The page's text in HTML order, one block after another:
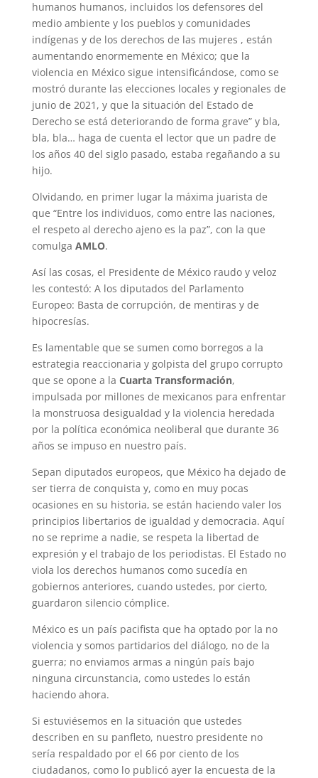
humanos humanos, incluidos los defensores del
medio ambiente y los pueblos y comunidades
indígenas y de los derechos de las mujeres , están
aumentando enormemente en México; que la
violencia en México sigue intensificándose, como se
mostró durante las elecciones locales y regionales de
junio de 2021, y que la situación del Estado de
Derecho se está deteriorando de forma grave” y bla,
bla, bla… haga de cuenta el lector que un padre de
los años 40 del siglo pasado, estaba regañando a su
hijo.
Olvidando, en primer lugar la máxima juarista de
que “Entre los individuos, como entre las naciones,
el respeto al derecho ajeno es la paz”, con la que
comulga AMLO.
Así las cosas, el Presidente de México raudo y veloz
les contestó: A los diputados del Parlamento
Europeo: Basta de corrupción, de mentiras y de
hipocresías.
Es lamentable que se sumen como borregos a la
estrategia reaccionaria y golpista del grupo corrupto
que se opone a la Cuarta Transformación,
impulsada por millones de mexicanos para enfrentar
la monstruosa desigualdad y la violencia heredada
por la política económica neoliberal que durante 36
años se impuso en nuestro país.
Sepan diputados europeos, que México ha dejado de
ser tierra de conquista y, como en muy pocas
ocasiones en su historia, se están haciendo valer los
principios libertarios de igualdad y democracia. Aquí
no se reprime a nadie, se respeta la libertad de
expresión y el trabajo de los periodistas. El Estado no
viola los derechos humanos como sucedía en
gobiernos anteriores, cuando ustedes, por cierto,
guardaron silencio cómplice.
México es un país pacifista que ha optado por la no
violencia y somos partidarios del diálogo, no de la
guerra; no enviamos armas a ningún país bajo
ninguna circunstancia, como ustedes lo están
haciendo ahora.
Si estuviésemos en la situación que ustedes
describen en su panfleto, nuestro presidente no
sería respaldado por el 66 por ciento de los
ciudadanos, como lo publicó ayer la encuesta de la